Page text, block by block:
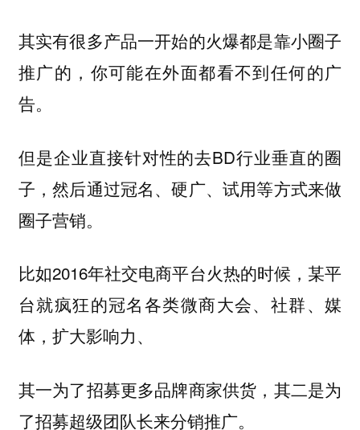
其实有很多产品一开始的火爆都是靠小圈子
推广的，你可能在外面都看不到任何的广
告。
但是企业直接针对性的去BD行业垂直的圈
子，然后通过冠名、硬广、试用等方式来做
圈子营销。
比如2016年社交电商平台火热的时候，某平
台就疯狂的冠名各类微商大会、社群、媒
体，扩大影响力、
其一为了招募更多品牌商家供货，其二是为
了招募超级团队长来分销推广。